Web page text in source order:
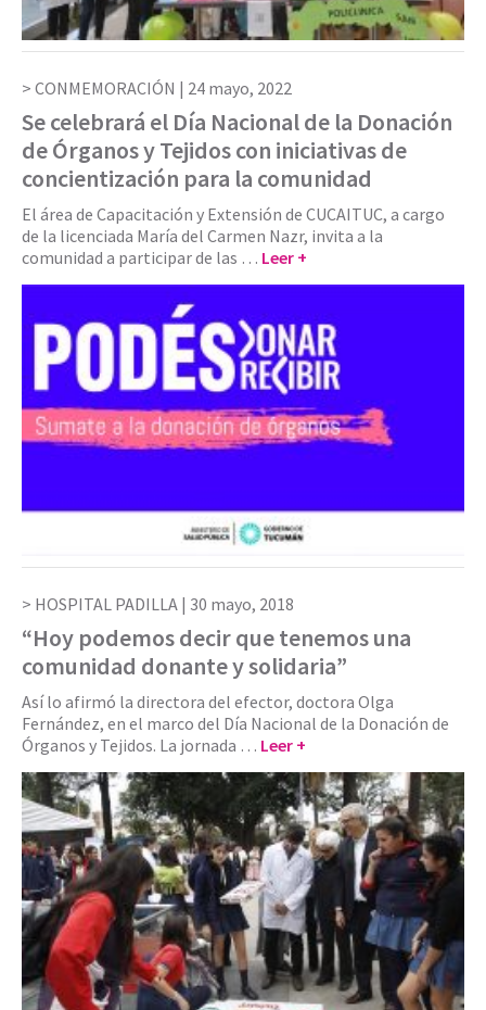
CONMEMORACIÓN | 24 mayo, 2022
Se celebrará el Día Nacional de la Donación
de Órganos y Tejidos con iniciativas de
concientización para la comunidad
El área de Capacitación y Extensión de CUCAITUC, a cargo
de la licenciada María del Carmen Nazr, invita a la
comunidad a participar de las … Leer +
HOSPITAL PADILLA | 30 mayo, 2018
“Hoy podemos decir que tenemos una
comunidad donante y solidaria”
Así lo afirmó la directora del efector, doctora Olga
Fernández, en el marco del Día Nacional de la Donación de
Órganos y Tejidos. La jornada … Leer +